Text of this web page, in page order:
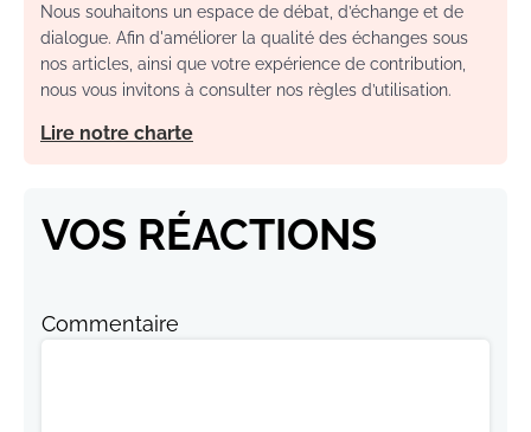
Nous souhaitons un espace de débat, d’échange et de
dialogue. Afin d'améliorer la qualité des échanges sous
nos articles, ainsi que votre expérience de contribution,
nous vous invitons à consulter nos règles d’utilisation.
Lire notre charte
VOS RÉACTIONS
Commentaire